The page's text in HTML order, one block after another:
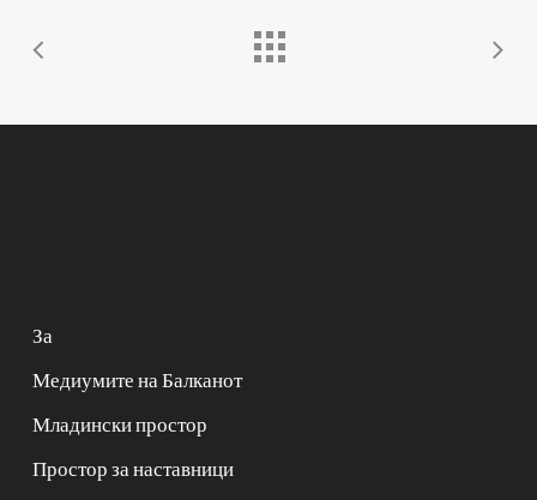
За
Медиумите на Балканот
Младински простор
Простор за наставници